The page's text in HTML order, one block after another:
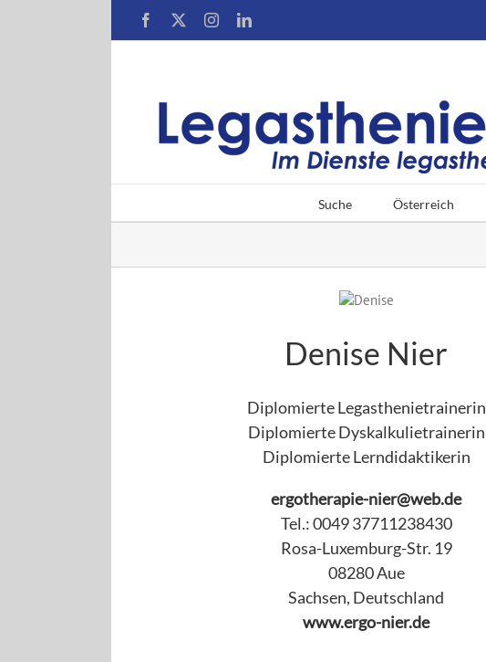
Facebook InstagramLinkedIn
Suche Österreich
Denise Nier
Diplomierte Legasthenietrainerin
Diplomierte Dyskalkulietrainerin
Diplomierte Lerndidaktikerin
ergotherapie-nier@web.de
Tel.: 0049 37711238430
Rosa-Luxemburg-Str. 19
08280 Aue
Sachsen, Deutschland
www.ergo-nier.de